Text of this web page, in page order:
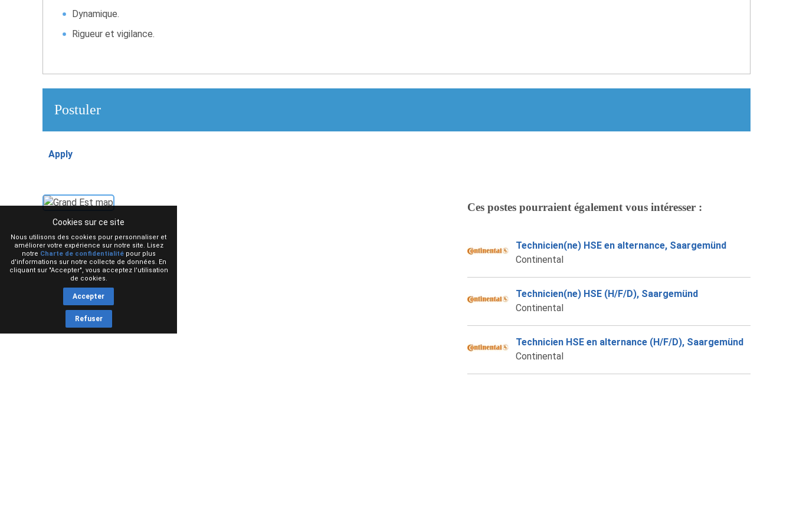
Dynamique.
Rigueur et vigilance.
Postuler
Apply
Ces postes pourraient également vous intéresser :
Technicien(ne) HSE en alternance, Saargemünd
Continental
Technicien(ne) HSE (H/F/D), Saargemünd
Continental
Technicien HSE en alternance (H/F/D), Saargemünd
Continental
Cookies sur ce site
Nous utilisons des cookies pour personnaliser et
améliorer votre expérience sur notre site. Lisez
notre Charte de confidentialitépour plus
d'informations sur notre collecte de données. En
cliquant sur "Accepter", vous acceptez l'utilisation
de cookies.
Accepter
Refuser